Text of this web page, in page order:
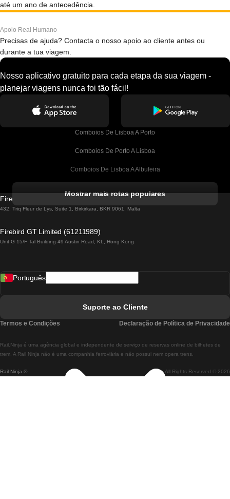
até um ano de antecedência.
Apoio Real Humano
Precisas de ajuda? Contacta o nosso apoio ao cliente antes ou
durante a tua viagem.
Nosso aplicativo gratuito para cada etapa da sua viagem -
planejar viagens nunca foi tão fácil!
Comboios De Lisboa A Porto
Comboios De Porto A Lisboa
Comboios De Lisboa A Albufeira
Comboios De Lisboa A Lagos
Comboios De Lisboa A Madrid
Comboios De Lisboa A Braga
Comboios De Braga A Lisboa
Mostrar mais rotas populares
Firebird GT Limited (OC 1451)
432, Triq Fleur de Lys, Suite 1, Birkirkara, BKR 9061, Malta
Firebird GT Limited (61211989)
Unit G 15/F Tal Building 49 Austin Road, KL, Hong Kong
Rail Ninja ® All Rights Reserved © 2026
Rail.Ninja é uma agência global e independente de serviço de reservas online de bilhetes de
trem. A Rail Ninja não é uma companhia ferroviária e não possui nem opera trens.
Português
Suporte ao Cliente
Termos e Condições Declaração de Política de Privacidade